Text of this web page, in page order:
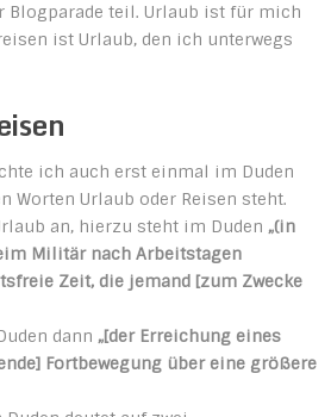
Blogparade teil. Urlaub ist für mich
ist Urlaub, den ich unterwegs
ich auch erst einmal im Duden
Worten Urlaub oder Reisen steht.
an, hierzu steht im Duden „(in
Militär nach Arbeitstagen
Zeit, die jemand [zum Zwecke
dann „[der Erreichung eines
Fortbewegung über eine größere